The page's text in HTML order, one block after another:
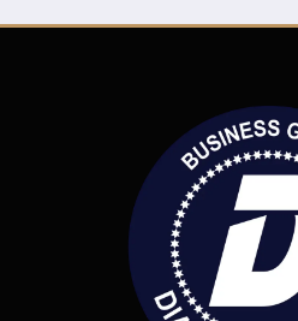
Aire, Energía